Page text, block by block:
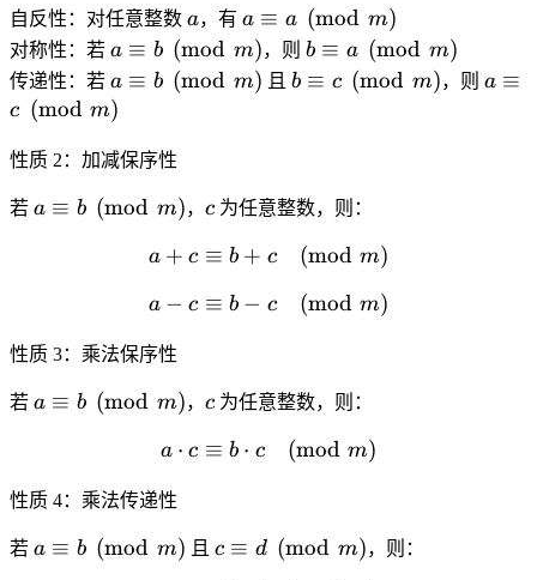
自反性 ：对任意整数 a
a，有 a \equiv a
\pmod{m}
a ≡ a (mod m)
对称性 ：若 a \equiv b
\pmod{m}
a ≡ b (mod m)，则 b \equiv a
\pmod{m}
b ≡ a (mod m)
传递性 ：若 a \equiv b
\pmod{m}
a ≡ b (mod m) 且 b \equiv c
b ≡ c (mod m)，则 a
a ≡
c (mod m)
性质 2：加减保序性
若 a \equiv b
a ≡ b (mod m)， c
c为任意整数，则：
a + c \equiv b + c
a + c ≡ b + c (mod m)
a - c \equiv b - c
a − c ≡ b − c (mod m)
性质 3：乘法保序性
若 a \equiv b
a ≡ b (mod m)， c
c为任意整数，则：
a \cdot c \equiv b \cdot
a ⋅ c ≡ b ⋅ c (mod m)
性质 4：乘法传递性
若 a \equiv b
a ≡ b (mod m) 且 c \equiv d
c ≡ d (mod m)，则：